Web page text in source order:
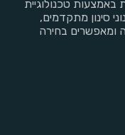
באמצעות טכנולוגיית
סינון מתקדמים,
ומאפשרים בחירה